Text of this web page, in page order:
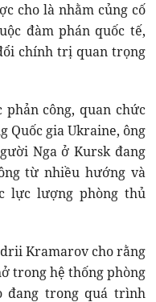
cho là nhằm củng cố
đàm phán quốc tế,
chính trị quan trọng
phản công, quan chức
Quốc gia Ukraine, ông
Nga ở Kursk đang
từ nhiều hướng và
lực lượng phòng thủ
Kramarov cho rằng
trong hệ thống phòng
đang trong quá trình